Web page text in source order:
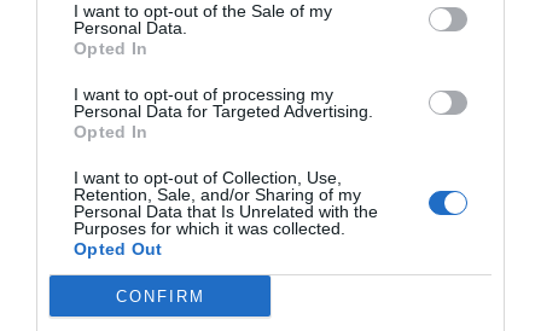
I want to opt-out of the Sale of my
Personal Data.
Opted In
I want to opt-out of processing my
Personal Data for Targeted Advertising.
Opted In
I want to opt-out of Collection, Use,
Retention, Sale, and/or Sharing of my
Personal Data that Is Unrelated with the
Purposes for which it was collected.
Opted Out
CONFIRM
El coordinador del Fringe señala, sin embargo,
otros beneficios de la colaboración con la
Fundación Banco Sabadell además del
propiamente económico: "Evidentemente, nos
que es mucho de agradecer, pero también el
hecho de tener la Fundación nos da una
identidad, ayuda a hacer más creíble nuestro
discurso, y nos aporta una red que nos permite
llegar a otros lugares". Además, asegura que el